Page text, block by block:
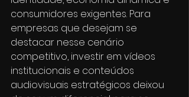
consumidores exigentes. Para
empresas que desejam se
destacar nesse cenário
competitivo, investir em vídeos
institucionais e conteúdos
audiovisuais estratégicos deixou